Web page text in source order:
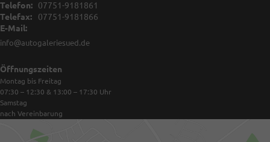
Telefon:
07751-9181861
Telefax:
07751-9181866
E-Mail:
info@autogaleriesued.de
Öffnungszeiten
Montag bis Freitag
07:30 – 12:30 & 13:00 – 17:30 Uhr
Samstag
nach Vereinbarung